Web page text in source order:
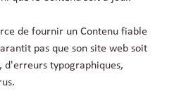
de fournir un Contenu fiable
pas que son site web soit
d'erreurs typographiques,